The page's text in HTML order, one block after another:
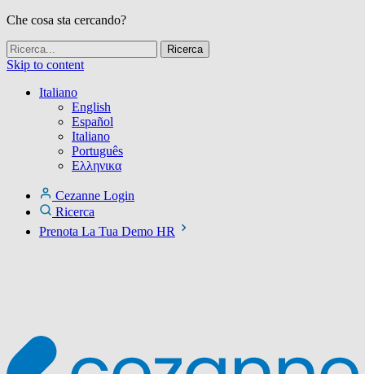
Che cosa sta cercando?
Skip to content
Italiano
English
Español
Italiano
Português
Ελληνικα
Cezanne Login
Ricerca
Prenota La Tua Demo HR